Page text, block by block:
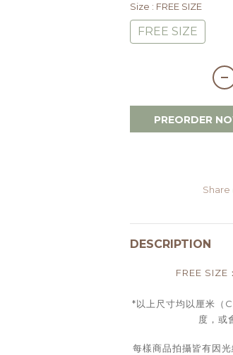
Size : FREE SIZE
FREE SIZE
PREORDER
Share
DESCRIPTION
FREE SIZE
*以上尺寸均以厘米（
度，或
每樣商品拍攝皆有因